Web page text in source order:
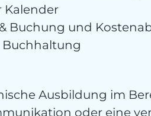
Kalender
Buchung und
Ausbildung im
oder eine